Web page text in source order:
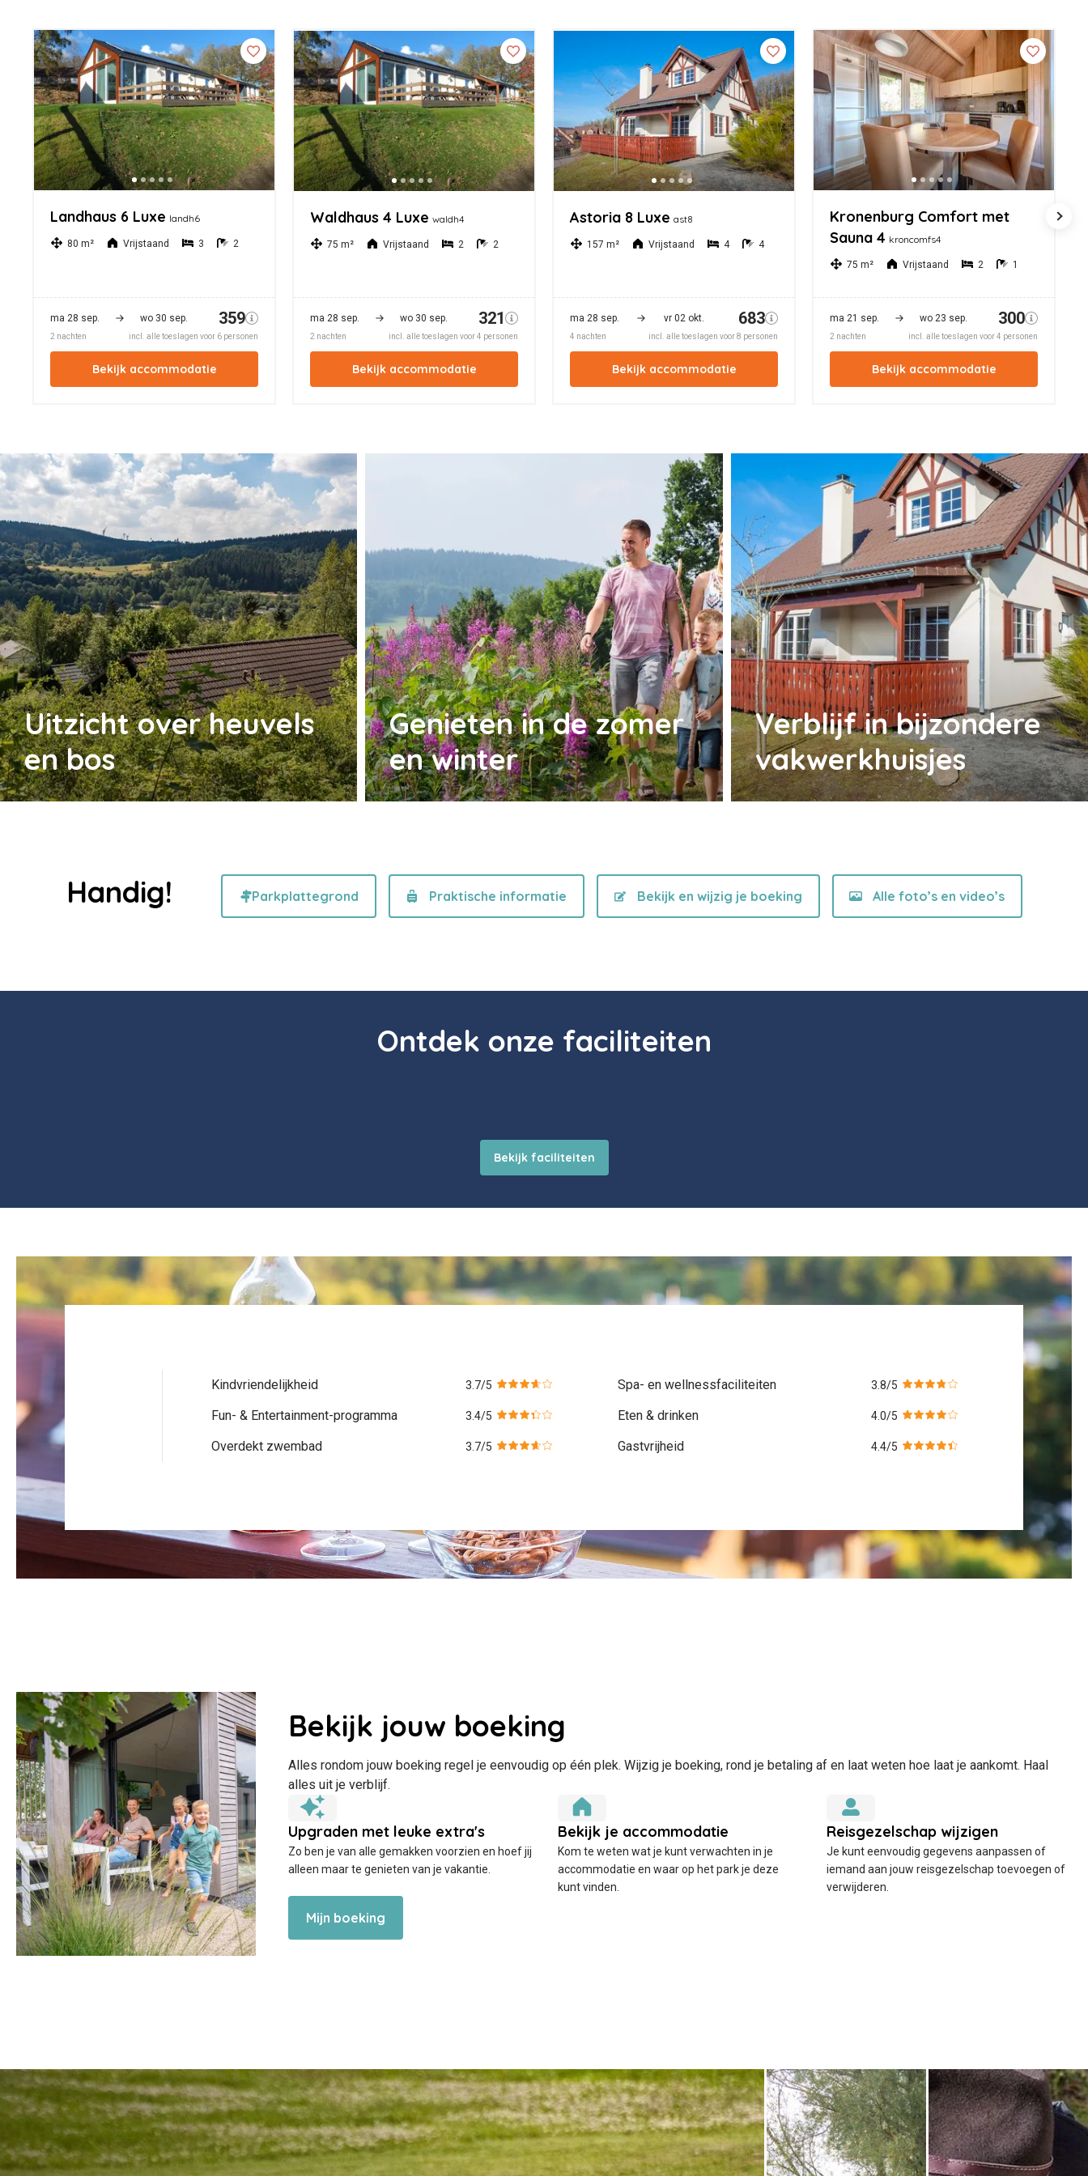
Uitzicht over heuvels
en bos
Genieten in de zomer
en winter
Verblijf in bijzondere
vakwerkhuisjes
Handig! Praktische informatie Bekijk en wijzig je boeking Alle foto’s en video’s
Service Rating from our guests
Kindvriendelijkheid
Spa- en wellnessfaciliteiten
Fun- & Entertainment-programma
Eten & drinken
Overdekt zwembad
Gastvrijheid
Zo ben je van alle gemakken voorzien en hoef jij
alleen maar te genieten van je vakantie.
Kom te weten wat je kunt verwachten in je
accommodatie en waar op het park je deze
kunt vinden.
Je kunt eenvoudig gegevens aanpassen of
iemand aan jouw reisgezelschap toevoegen of
verwijderen.
Mijn boeking